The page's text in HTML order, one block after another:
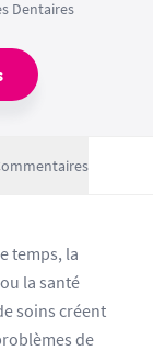
Dentaires
temps, la
la santé
soins créent
de